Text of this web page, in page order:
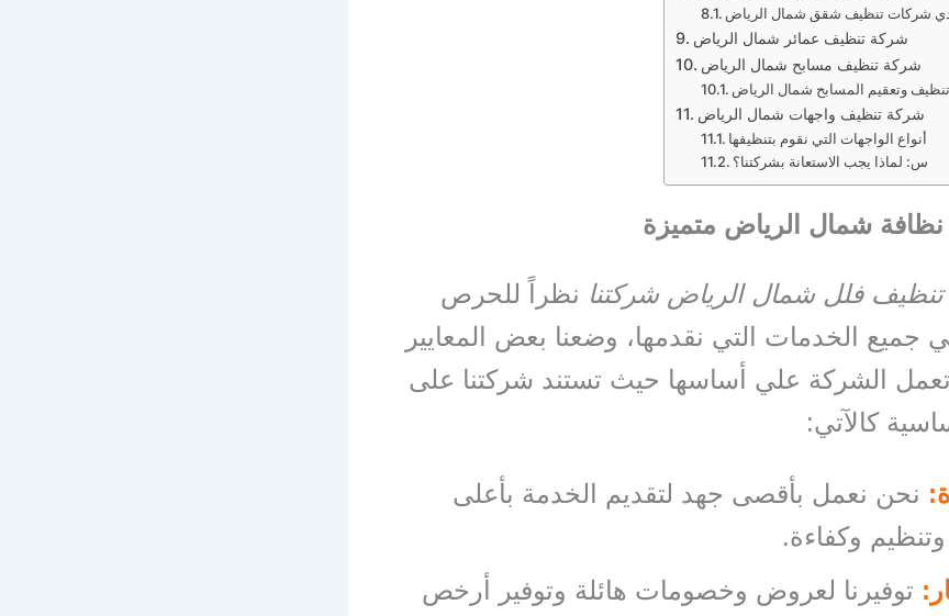
شركات تنظيف شقق شمال الرياض
شركة تنظيف عمائر شمال الرياض
شركة تنظيف مسابح شمال الرياض
وتعقيم المسابح شمال الرياض
شركة تنظيف واجهات شمال الرياض
أنواع الواجهات التي نقوم بتنظيفها
س: لماذا يجب الاستعانة بشركتنا؟
شمال الرياض متميزة
فلل شمال الرياض شركتنا نظراً للحرص
جميع الخدمات التي نقدمها، وضعنا بعض المعايير
تعمل الشركة علي أساسها حيث تستند شركتنا على
كالآتي:
نحن نعمل بأقصى جهد لتقديم الخدمة بأعلى
وكفاءة.
توفيرنا لعروض وخصومات هائلة وتوفير أرخص